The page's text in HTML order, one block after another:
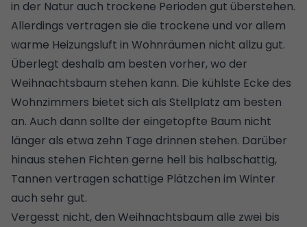
in der Natur auch trockene Perioden gut überstehen.
Allerdings vertragen sie die trockene und vor allem
warme Heizungsluft in Wohnräumen nicht allzu gut.
Überlegt deshalb am besten vorher, wo der
Weihnachtsbaum stehen kann. Die kühlste Ecke des
Wohnzimmers bietet sich als Stellplatz am besten
an. Auch dann sollte der eingetopfte Baum nicht
länger als etwa zehn Tage drinnen stehen. Darüber
hinaus stehen Fichten gerne hell bis halbschattig,
Tannen vertragen schattige Plätzchen im Winter
auch sehr gut.
Vergesst nicht, den Weihnachtsbaum alle zwei bis